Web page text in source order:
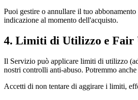
Puoi gestire o annullare il tuo
indicazione al momento dell'acquisto.
4. Limiti di Utilizzo e Fair
Il Servizio può applicare limiti di utilizzo
nostri controlli anti-abuso. Potremmo
Accetti di non tentare di aggirare i limiti,